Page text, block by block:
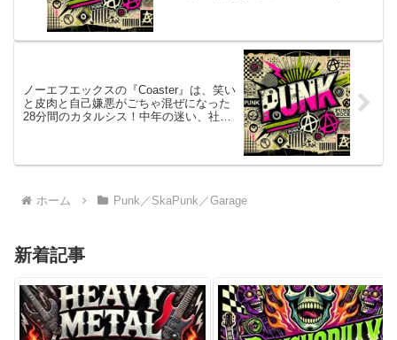
ノーエフエックスの『Coaster』は、笑い
と皮肉と自己嫌悪がごちゃ混ぜになった
28分間のカタルシス！中年の迷い、社会
ホーム Punk／SkaPunk／Garage
新着記事